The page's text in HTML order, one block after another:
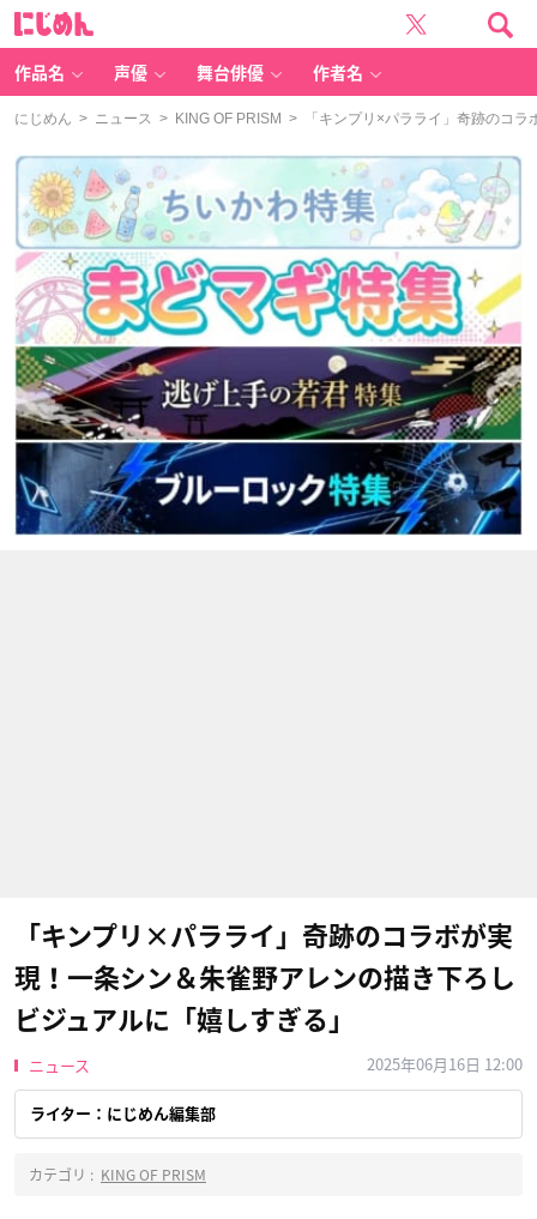
作品名 声優 舞台俳優 作者名
にじめん > ニュース > KING OF PRISM > 「キンプリ×パラライ」奇跡のコラ
「キンプリ×パラライ」奇跡のコラボが実
現！一条シン＆朱雀野アレンの描き下ろし
ビジュアルに「嬉しすぎる」
ニュース 2025年06月16日 12:00
ライター：にじめん編集部
カテゴリ : KING OF PRISM